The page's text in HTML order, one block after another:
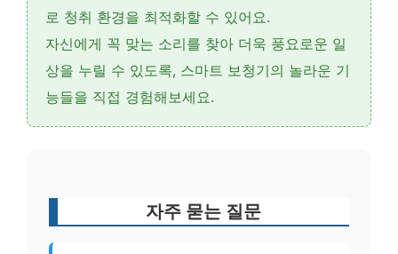
로 청취 환경을 최적화할 수 있어요.
자신에게 꼭 맞는 소리를 찾아 더욱 풍요로운 일
상을 누릴 수 있도록, 스마트 보청기의 놀라운 기
능들을 직접 경험해보세요.
자주 묻는 질문